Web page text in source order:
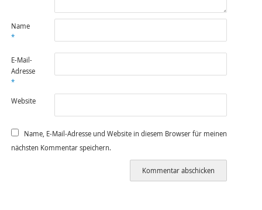
Name
*
E-Mail-
Adresse
*
Website
Name, E-Mail-Adresse und Website in diesem Browser für meinen
nächsten Kommentar speichern.